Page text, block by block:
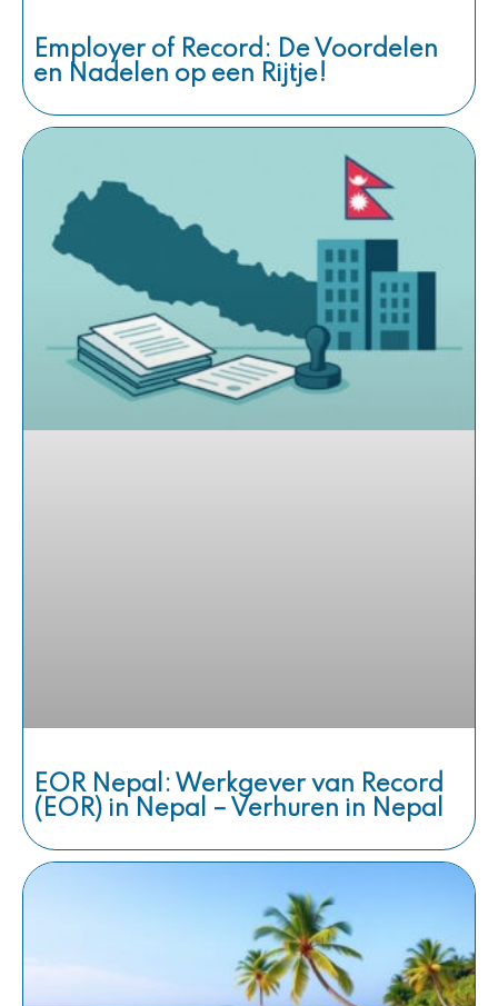
Employer of Record: De Voordelen
en Nadelen op een Rijtje!
EOR Nepal: Werkgever van Record
(EOR) in Nepal – Verhuren in Nepal